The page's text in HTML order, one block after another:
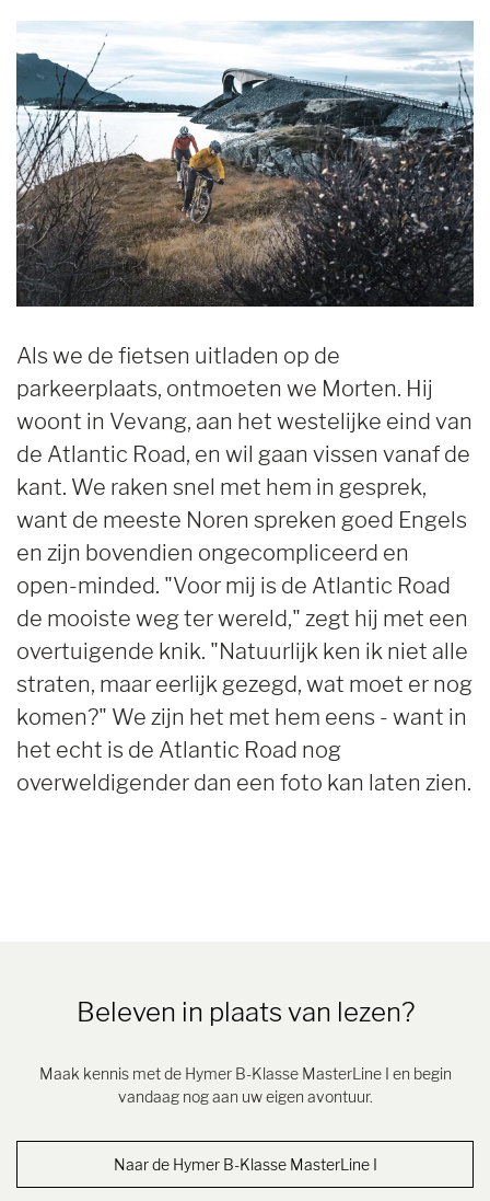
Als we de fietsen uitladen op de
parkeerplaats, ontmoeten we Morten. Hij
woont in Vevang, aan het westelijke eind van
de Atlantic Road, en wil gaan vissen vanaf de
kant. We raken snel met hem in gesprek,
want de meeste Noren spreken goed Engels
en zijn bovendien ongecompliceerd en
open-minded. "Voor mij is de Atlantic Road
de mooiste weg ter wereld," zegt hij met een
overtuigende knik. "Natuurlijk ken ik niet alle
straten, maar eerlijk gezegd, wat moet er nog
komen?" We zijn het met hem eens - want in
het echt is de Atlantic Road nog
overweldigender dan een foto kan laten zien.
Beleven in plaats van lezen?
Maak kennis met de Hymer B-Klasse MasterLine I en begin
vandaag nog aan uw eigen avontuur.
Naar de Hymer B-Klasse MasterLine I